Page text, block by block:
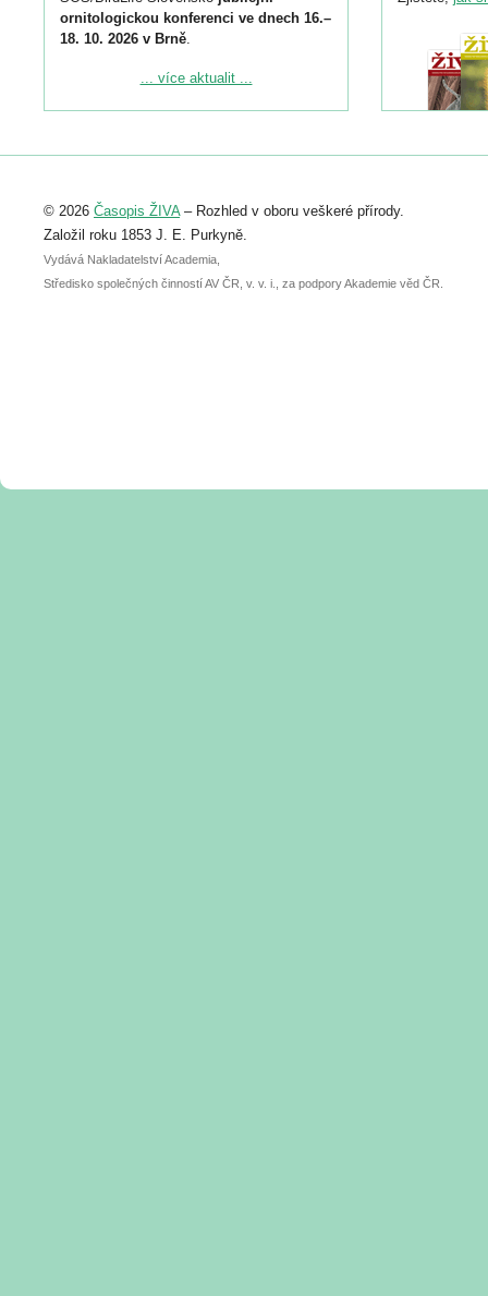
ornitologickou konferenci ve dnech 16.–
18. 10. 2026 v Brně.
Podrobnější informace ke konferenci
Registrovat se můžete do 6. září.
abstraktu přihlášené přednášky nebo
posteru je už 30. června.
... více aktualit ...
© 2026 Časopis ŽIVA– Rozhled v oboru veškeré přírody.
Založil roku 1853 J. E. Purkyně.
Vydává Nakladatelství Academia,
Středisko společných činností AV ČR, v. v. i., za podpory Akademie věd ČR.